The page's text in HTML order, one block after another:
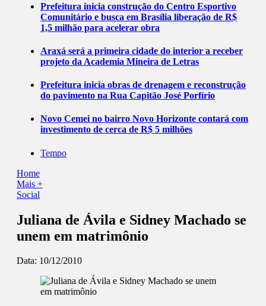
Prefeitura inicia construção do Centro Esportivo
Comunitário e busca em Brasília liberação de R$
1,5 milhão para acelerar obra
Araxá será a primeira cidade do interior a receber
projeto da Academia Mineira de Letras
Prefeitura inicia obras de drenagem e reconstrução
do pavimento na Rua Capitão José Porfírio
Novo Cemei no bairro Novo Horizonte contará com
investimento de cerca de R$ 5 milhões
Tempo
Home
Mais +
Social
Juliana de Ávila e Sidney Machado se
unem em matrimônio
Data: 10/12/2010